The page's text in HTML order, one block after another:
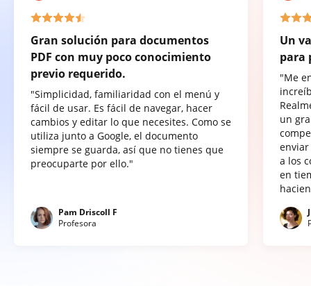
Gran solución para documentos
PDF con muy poco conocimiento
previo requerido.
"Simplicidad, familiaridad con el menú y
fácil de usar. Es fácil de navegar, hacer
cambios y editar lo que necesites. Como se
utiliza junto a Google, el documento
siempre se guarda, así que no tienes que
preocuparte por ello."
Pam Driscoll F
Profesora
Un
para
"Me
un
a los
en